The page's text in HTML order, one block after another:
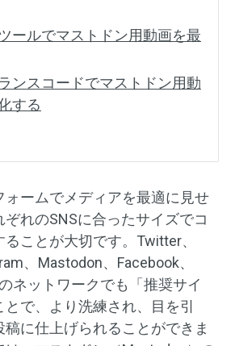
ールでマストドン用動画を最
ンスコードでマストドン用動
する
ォームでメディアを最適に見せ
れのSNSに合ったサイズでコ
ことが大切です。Twitter、
、Mastodon、Facebook、
ネットワークでも「推奨サイ
で、より洗練され、目を引
稿に仕上げられることができま